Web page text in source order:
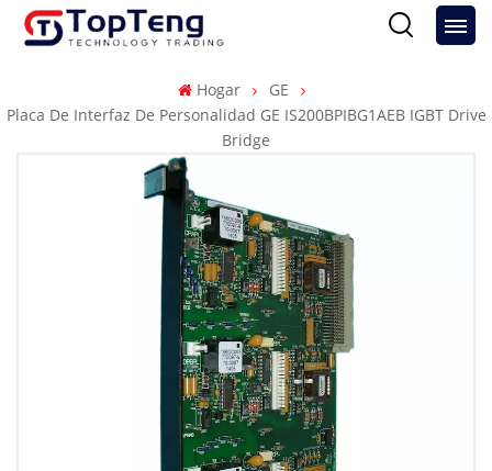
Hogar
GE
Placa De Interfaz De Personalidad GE IS200BPIBG1AEB IGBT Drive
Bridge